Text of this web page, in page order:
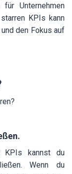
Unternehmen
KPIs kann
den Fokus auf
KPIs kannst du
Wenn du